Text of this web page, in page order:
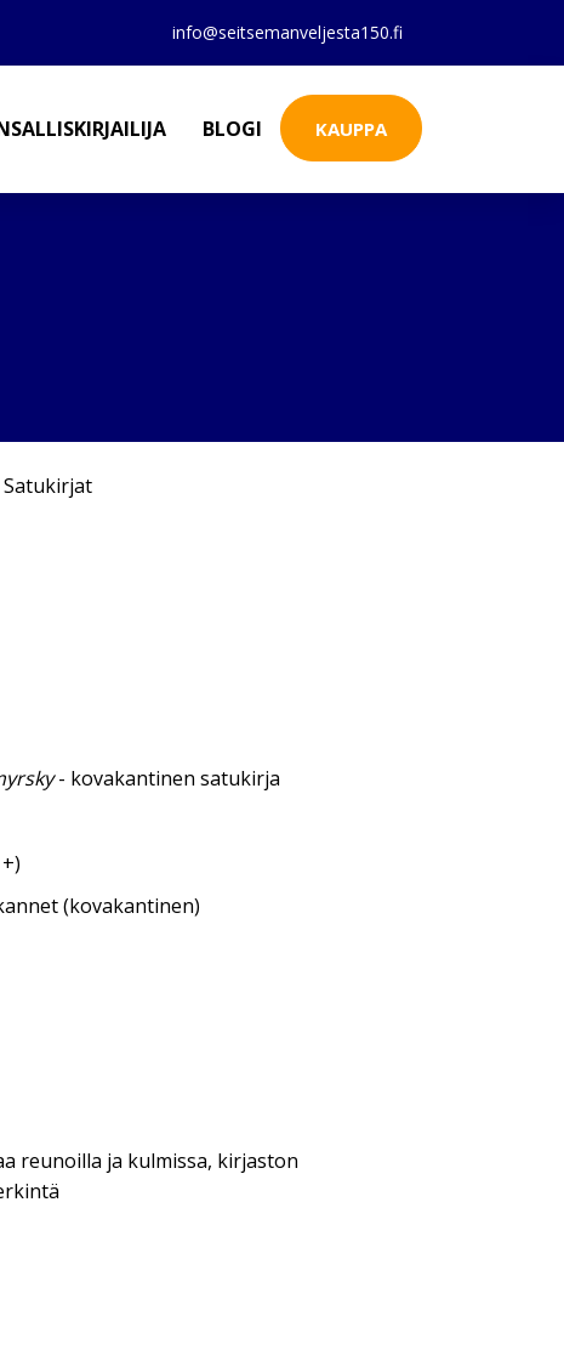
info@seitsemanveljesta150.fi
BLOGI KAUPPA
Satukirjat
- kovakantinen satukirja
(kovakantinen)
reunoilla ja kulmissa, kirjaston